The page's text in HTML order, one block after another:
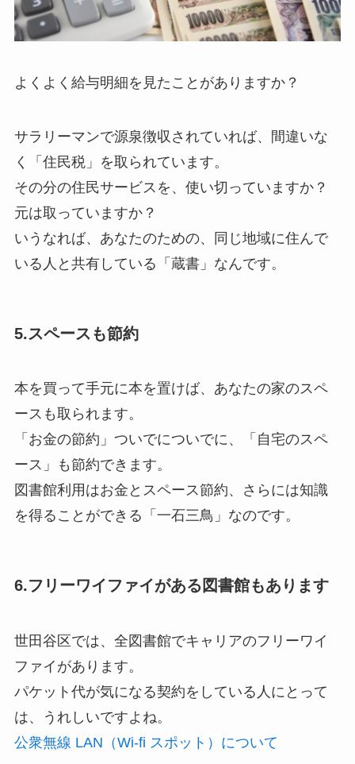
よくよく給与明細を見たことがありますか？
サラリーマンで源泉徴収されていれば、間違いな
く「住民税」を取られています。
その分の住民サービスを、使い切っていますか？
元は取っていますか？
いうなれば、あなたのための、同じ地域に住んで
いる人と共有している「蔵書」なんです。
5.スペースも節約
本を買って手元に本を置けば、あなたの家のスペ
ースも取られます。
「お金の節約」ついでについでに、「自宅のスペ
ース」も節約できます。
図書館利用はお金とスペース節約、さらには知識
を得ることができる「一石三鳥」なのです。
6.フリーワイファイがある図書館もあります
世田谷区では、全図書館でキャリアのフリーワイ
ファイがあります。
パケット代が気になる契約をしている人にとって
は、うれしいですよね。
公衆無線 LAN（Wi-fi スポット）について